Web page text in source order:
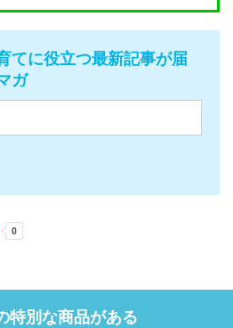
てに役立つ最新記事が届
ガ
特別な商品がある